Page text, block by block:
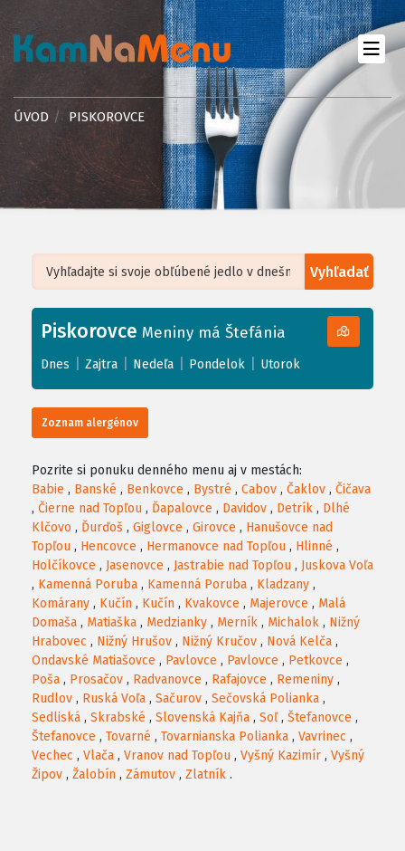
ÚVOD PISKOROVCE
Vyhľadať
+
−
Leaflet| ©OpenStreetMap, Tiles courtesy ofHumanitarian OpenStreetMap
Piskorovce Meniny má Štefánia
Dnes Zajtra Nedeľa Pondelok Utorok
Zoznam alergénov
Pozrite si ponuku denného menu aj v mestách:
Babie , Banské , Benkovce , Bystré , Cabov , Čaklov , Čičava
, Čierne nad Topľou , Ďapalovce , Davidov , Detrík , Dlhé
Klčovo , Ďurďoš , Giglovce , Girovce , Hanušovce nad
Topľou , Hencovce , Hermanovce nad Topľou , Hlinné ,
Holčíkovce , Jasenovce , Jastrabie nad Topľou , Juskova Voľa
, Kamenná Poruba , Kamenná Poruba , Kladzany ,
Komárany , Kučín , Kučín , Kvakovce , Majerovce , Malá
Domaša , Matiaška , Medzianky , Merník , Michalok , Nižný
Hrabovec , Nižný Hrušov , Nižný Kručov , Nová Kelča ,
Ondavské Matiašovce , Pavlovce , Pavlovce , Petkovce ,
Poša , Prosačov , Radvanovce , Rafajovce , Remeniny ,
Rudlov , Ruská Voľa , Sačurov , Sečovská Polianka ,
Sedliská , Skrabské , Slovenská Kajňa , Soľ, Štefanovce ,
Štefanovce , Tovarné , Tovarnianska Polianka , Vavrinec ,
Vechec , Vlača , Vranov nad Topľou , Vyšný Kazimír , Vyšný
Žipov , Žalobín , Zámutov , Zlatník .